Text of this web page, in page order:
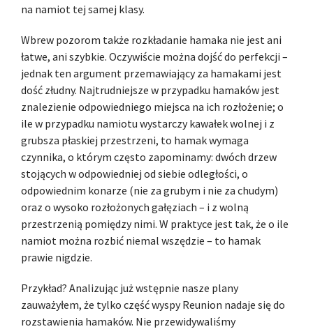
na namiot tej samej klasy.
Wbrew pozorom także rozkładanie hamaka nie jest ani
łatwe, ani szybkie. Oczywiście można dojść do perfekcji –
jednak ten argument przemawiający za hamakami jest
dość złudny. Najtrudniejsze w przypadku hamaków jest
znalezienie odpowiedniego miejsca na ich rozłożenie; o
ile w przypadku namiotu wystarczy kawałek wolnej i z
grubsza płaskiej przestrzeni, to hamak wymaga
czynnika, o którym często zapominamy: dwóch drzew
stojących w odpowiedniej od siebie odległości, o
odpowiednim konarze (nie za grubym i nie za chudym)
oraz o wysoko rozłożonych gałęziach – i z wolną
przestrzenią pomiędzy nimi. W praktyce jest tak, że o ile
namiot można rozbić niemal wszędzie – to hamak
prawie nigdzie.
Przykład? Analizując już wstępnie nasze plany
zauważyłem, że tylko część wyspy Reunion nadaje się do
rozstawienia hamaków. Nie przewidywaliśmy